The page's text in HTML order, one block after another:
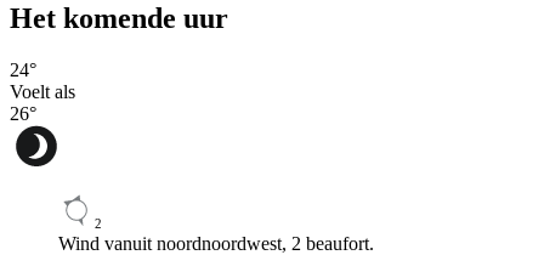
Het komende uur
24°
Voelt als
26°
2
Wind vanuit noordnoordwest, 2 beaufort.